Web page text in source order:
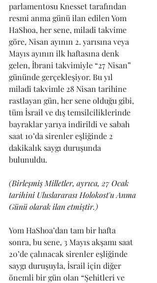
parlamentosu Knesset tarafından
resmi anma günü ilan edilen Yom
HaShoa, her sene, miladi takvime
göre, Nisan ayının 2. yarısına veya
Mayıs ayının ilk haftasına denk
gelen, İbrani takvimiyle “27 Nisan”
gününde gerçekleşiyor. Bu yıl
miladi takvimle 28 Nisan tarihine
rastlayan gün, her sene olduğu gibi,
tüm İsrail ve dış temsilciliklerinde
bayraklar yarıya indirildi ve sabah
saat 10’da sirenler eşliğinde 2
dakikalık saygı duruşunda
bulunuldu.
(Birleşmiş Milletler, ayrıca, 27 Ocak
tarihini Uluslararası Holokost'u Anma
Günü olarak ilan etmiştir.)
Yom HaShoa’dan tam bir hafta
sonra, bu sene, 3 Mayıs akşamı saat
20’de çalınacak sirenler eşliğinde
saygı duruşuyla, İsrail için diğer
önemli bir gün olan “Şehitleri ve